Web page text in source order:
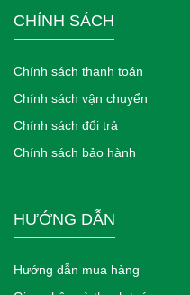
CHÍNH SÁCH
Chính sách thanh toán
Chính sách vận chuyển
Chính sách đổi trả
Chính sách bảo hành
HƯỚNG DẪN
Hướng dẫn mua hàng